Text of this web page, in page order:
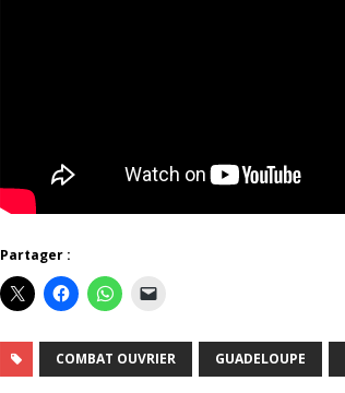
Partager :
COMBAT OUVRIER GUADELOUPE